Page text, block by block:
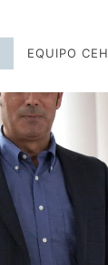
EQUIPO CEH